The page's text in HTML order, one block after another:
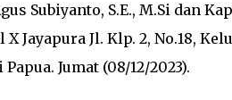
Subiyanto, S.E., M.Si dan
Jayapura Jl. Klp. 2, No.18,
Jumat (08/12/2023).